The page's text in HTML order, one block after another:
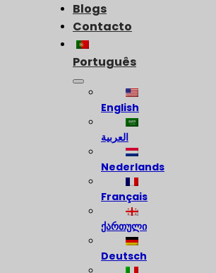
Blogs
Contacto
Português
English
العربية
Nederlands
Français
ქართული
Deutsch